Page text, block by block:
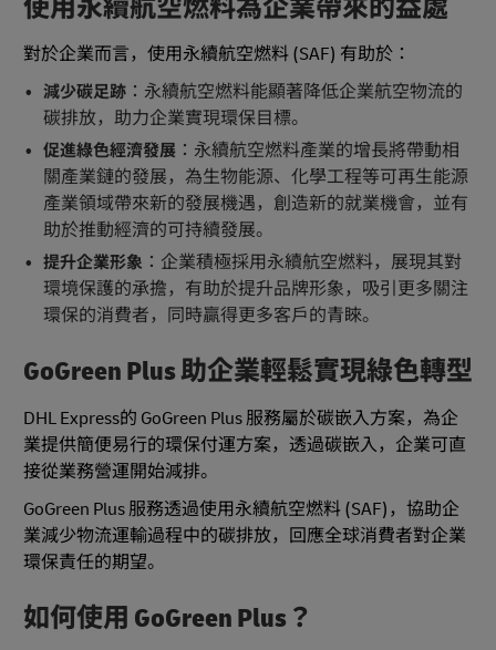
使用永續航空燃料為企業帶來的益處
對於企業而言，使用永續航空燃料 (SAF) 有助於：
減少碳足跡：永續航空燃料能顯著降低企業航空物流的
碳排放，助力企業實現環保目標。
促進綠色經濟發展：永續航空燃料產業的增長將帶動相
關產業鏈的發展，為生物能源、化學工程等可再生能源
產業領域帶來新的發展機遇，創造新的就業機會，並有
助於推動經濟的可持續發展。
提升企業形象 ：企業積極採用永續航空燃料，展現其對
環境保護的承擔，有助於提升品牌形象，吸引更多關注
環保的消費者，同時贏得更多客戶的青睞。
GoGreen Plus 助企業輕鬆實現綠色轉型
DHL Express的 GoGreen Plus 服務屬於碳嵌入方案，為企
業提供簡便易行的環保付運方案，透過碳嵌入，企業可直
接從業務營運開始減排。
GoGreen Plus 服務透過使用永續航空燃料 (SAF)，協助企
業減少物流運輸過程中的碳排放，回應全球消費者對企業
環保責任的期望。
如何使用 GoGreen Plus？